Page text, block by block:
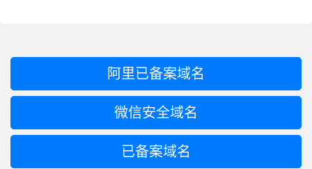
阿里已备案域名
微信安全域名
已备案域名